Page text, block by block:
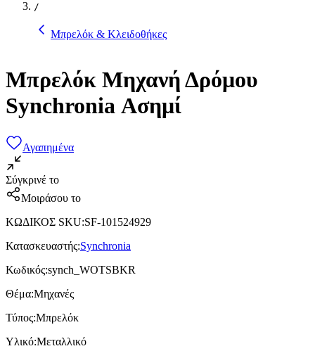
/
Μπρελόκ & Κλειδοθήκες
Μπρελόκ Μηχανή Δρόμου
Synchronia Ασημί
Αγαπημένα
Σύγκρινέ το
Μοιράσου το
ΚΩΔΙΚΟΣ SKU:SF-101524929
Κατασκευαστής:Synchronia
Κωδικός:synch_WOTSBKR
Θέμα:Μηχανές
Τύπος:Μπρελόκ
Υλικό:Μεταλλικό